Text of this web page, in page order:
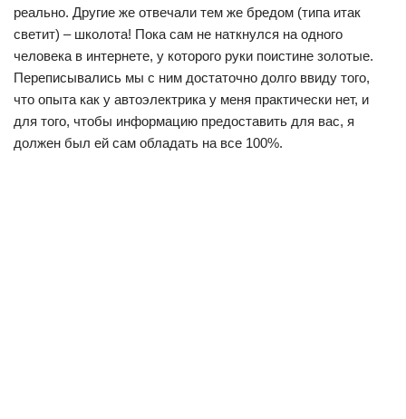
реально. Другие же отвечали тем же бредом (типа итак
светит) – школота! Пока сам не наткнулся на одного
человека в интернете, у которого руки поистине золотые.
Переписывались мы с ним достаточно долго ввиду того,
что опыта как у автоэлектрика у меня практически нет, и
для того, чтобы информацию предоставить для вас, я
должен был ей сам обладать на все 100%.